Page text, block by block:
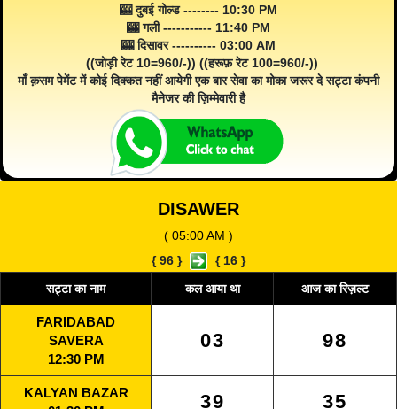
🎰 दुबई गोल्ड -------- 10:30 PM
🎰 गली ----------- 11:40 PM
🎰 दिसावर ---------- 03:00 AM
((जोड़ी रेट 10=960/-)) ((हरूफ़ रेट 100=960/-))
माँ क़सम पेमेंट में कोई दिक्कत नहीं आयेगी एक बार सेवा का मोका जरूर दे सट्टा कंपनी
मैनेजर की ज़िम्मेवारी है
DISAWER
( 05:00 AM )
{96 } { 16 }
सट्टा का नाम कल आया था आज का रिज़ल्ट
FARIDABAD
SAVERA
12:30 PM
03 98
KALYAN BAZAR
39 35